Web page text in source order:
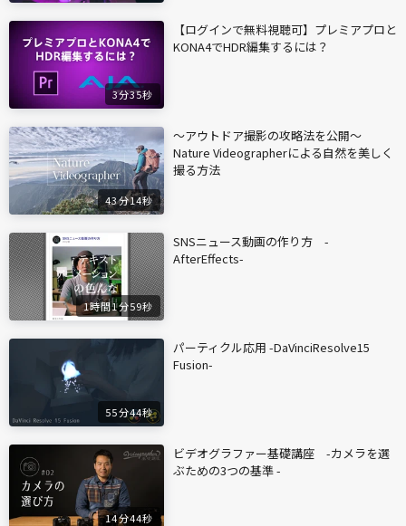
3分35秒
【ログインで無料視聴可】プレミアプロと
KONA4でHDR編集するには？
43分14秒
〜アウトドア撮影の攻略法を公開〜
Nature Videographerによる自然を美しく
撮る方法
1時間1分59秒
SNSニュース動画の作り方 -
AfterEffects-
55分44秒
パーティクル応用 -DaVinciResolve15
Fusion-
14分44秒
ビデオグラファー基礎講座 -カメラを選
ぶための3つの基準 -